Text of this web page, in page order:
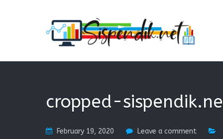
SISPENDIK.NET
Sistem Informasi Personal Pendidikan dan
cropped-
February 19, 2020 Leave a comment